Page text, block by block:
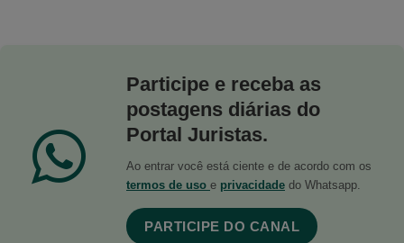
Participe e receba as
postagens diárias do
Portal Juristas.
Ao entrar você está ciente e de acordo com os
termos de uso e privacidade do Whatsapp.
PARTICIPE DO CANAL